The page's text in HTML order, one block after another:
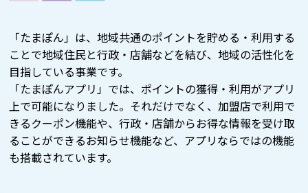
「たまぽん」は、地域共通のポイントを貯める・利用する
ことで地域住民と行政・店舗などを結び、地域の活性化を
目指している事業です。
「たまぽんアプリ」では、ポイントの獲得・利用がアプリ
上で可能になりました。それだけでなく、加盟店で利用で
きるクーポン機能や、行政・店舗からお得な情報を受け取
ることができるお知らせ機能など、アプリならではの機能
も搭載されています。